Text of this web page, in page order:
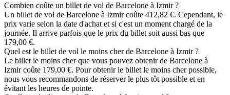
Combien coûte un billet de vol de Barcelone à Izmir ?
Un billet de vol de Barcelone à Izmir coûte 412,82 €. Cependant, le
prix varie selon la date d'achat et si c'est un moment chargé de la
journée. Il arrive parfois que le prix du billet soit aussi bas que
179,00 €.
Quel est le billet de vol le moins cher de Barcelone à Izmir ?
Le billet le moins cher que vous pouvez obtenir de Barcelone à
Izmir coûte 179,00 €. Pour obtenir le billet le moins cher possible,
nous vous recommandons de réserver le plus tôt possible et en
évitant les heures de pointe.